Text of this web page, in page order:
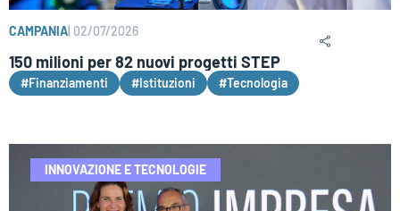
CAMPANIA 02/07/2026
150 milioni per 82 nuovi progetti STEP
#Finanziamenti #Istituzioni #Tecnologia
INNOVAZIONE E TECNOLOGIE